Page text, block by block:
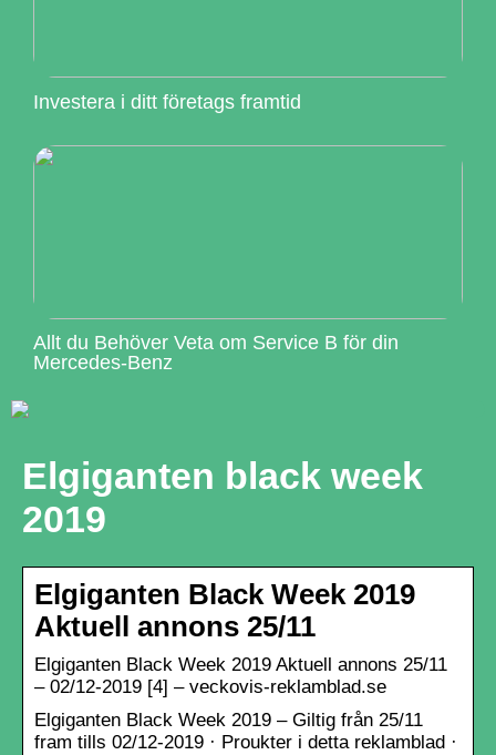
Investera i ditt företags framtid
Allt du Behöver Veta om Service B för din
Mercedes-Benz
Elgiganten black week
2019
Elgiganten Black Week 2019
Aktuell annons 25/11
Elgiganten Black Week 2019 Aktuell annons 25/11
– 02/12-2019 [4] – veckovis-reklamblad.se
Elgiganten Black Week 2019 – Giltig från 25/11
fram tills 02/12-2019 · Proukter i detta reklamblad ·